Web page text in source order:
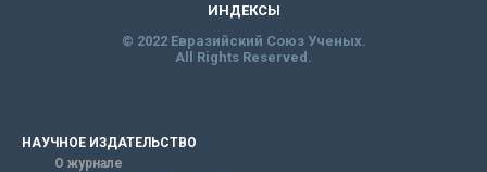
ИНДЕКСЫ
© 2022 Евразийский Союз Ученых.
All Rights Reserved.
НАУЧНОЕ ИЗДАТЕЛЬСТВО
О журнале